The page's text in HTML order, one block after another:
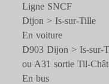
Ligne SNCF
Dijon > Is-sur-Tille
En voiture
D903 Dijon > Is-sur-
ou A31 sortie Til-
En bus